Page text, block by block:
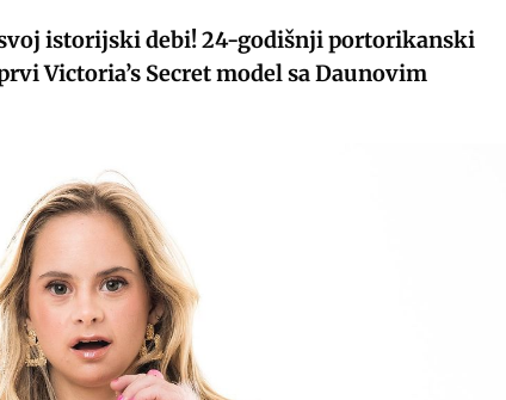
istorijski debi! 24-godišnji portorikanski
Victoria’s Secret model sa Daunovim